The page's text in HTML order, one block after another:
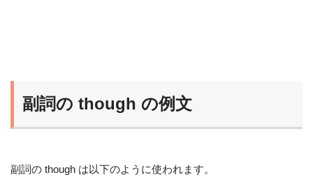
副詞の though の例文
副詞の though は以下のように使われます。